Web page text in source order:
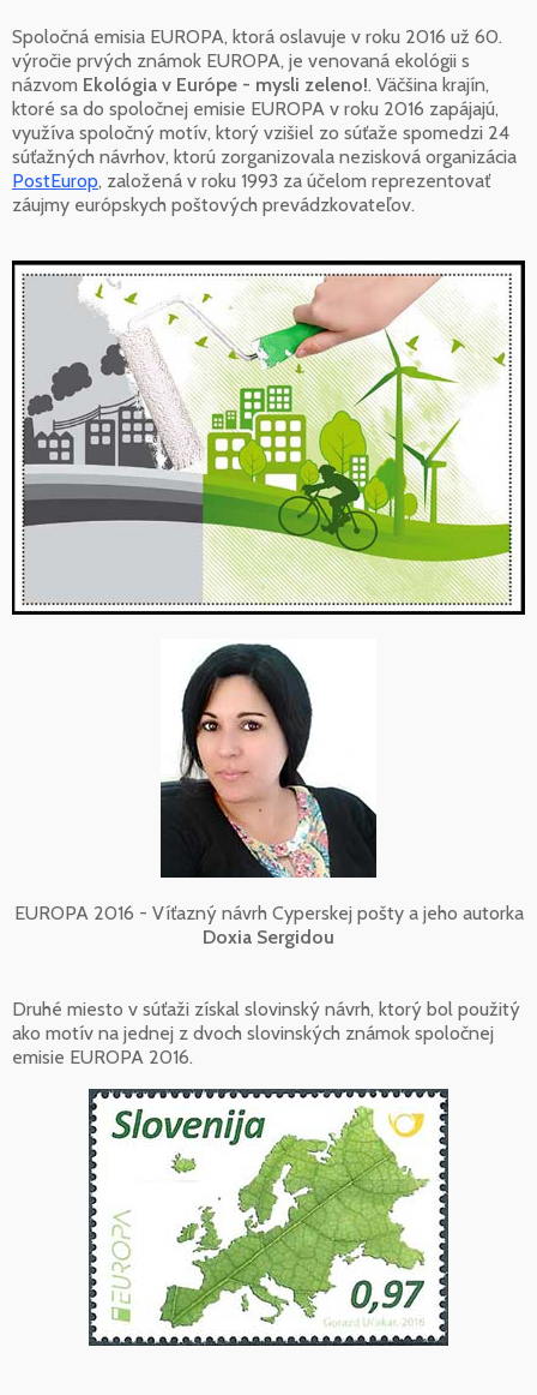
Spoločná emisia EUROPA, ktorá oslavuje v roku 2016 už 60.
výročie prvých známok EUROPA, je venovaná ekológii s
názvom Ekológia v Európe - mysli zeleno!. Väčšina krajín,
ktoré sa do spoločnej emisie EUROPA v roku 2016 zapájajú,
využíva spoločný motív, ktorý vzišiel zo súťaže spomedzi 24
súťažných návrhov, ktorú zorganizovala nezisková organizácia
PostEurop, založená v roku 1993 za účelom reprezentovať
záujmy európskych poštových prevádzkovateľov.
EUROPA 2016 - Víťazný návrh Cyperskej pošty a jeho autorka
Doxia Sergidou
Druhé miesto v súťaži získal slovinský návrh, ktorý bol použitý
ako motív na jednej z dvoch slovinských známok spoločnej
emisie EUROPA 2016.